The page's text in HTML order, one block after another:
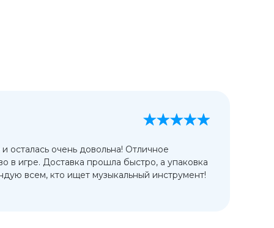
осталась очень довольна! Отличное
в игре. Доставка прошла быстро, а упаковка
всем, кто ищет музыкальный инструмент!